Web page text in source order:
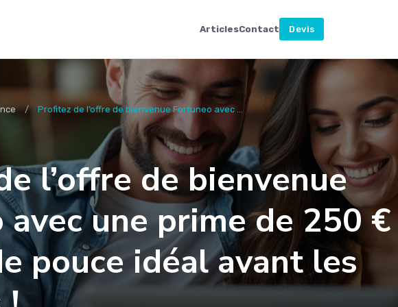
ArticlesContact Devis
Profitez de l’offre de bienvenue Fortuneo avec ...
l’offre de bienvenue
avec une prime de 250
pouce idéal avant les